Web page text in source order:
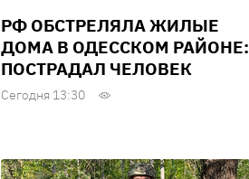
РФ ОБСТРЕЛЯЛА ЖИЛЫЕ
ДОМА В ОДЕССКОМ РАЙОНЕ:
ПОСТРАДАЛ ЧЕЛОВЕК
Сегодня 13:30